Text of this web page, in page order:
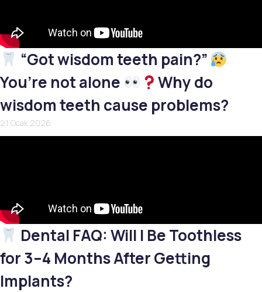
“Got wisdom teeth pain?”
You’re not alone
Why do
wisdom teeth cause problems?
21 Ocak 2026
Dental FAQ: Will I Be Toothless
for 3–4 Months After Getting
Implants?